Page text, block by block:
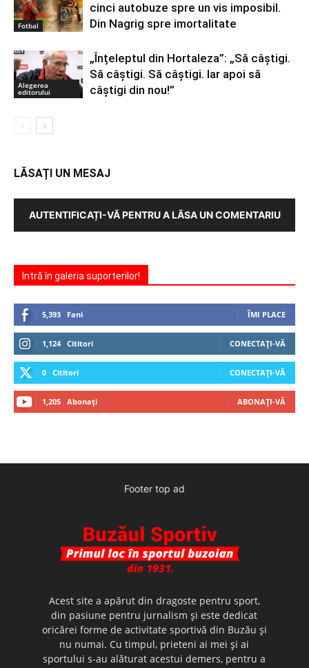
Fotbal
cinci autobuze spre un vis imposibil.
Din Nagrig spre imortalitate
Alegerea
editorului
„Înțeleptul din Hortaleza”: „Să câștigi.
Să câștigi. Să câștigi. Iar apoi să
câștigi din nou!”
LĂSAȚI UN MESAJ
AUTENTIFICAȚI-VĂ PENTRU A LĂSA UN COMENTARIU
Intră în galeria suporterilor!
5,393 Fani ÎMI PLACE
1,124 Cititori CONECTAȚI-VĂ
0 Cititori CONECTAȚI-VĂ
1,205 Abonați ABONAȚI-VĂ
Footer top ad
Acest site a apărut din dragoste pentru sport,
din pasiune pentru jurnalism şi este dedicat
oricărei forme de activitate sportivă din Buzău şi
nu numai. Cu timpul, prieteni ai mei şi ai
sportului s-au alăturat acestui demers, pentru a